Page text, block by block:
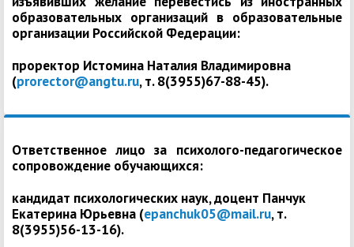
образовательных организаций в образовательные
организации Российской Федерации:
проректор Истомина Наталия Владимировна
(prorector@angtu.ru, т. 8(3955)67-88-45).
Ответственное лицо за психолого-педагогическое
сопровождение обучающихся:
кандидат психологических наук, доцент Панчук
Екатерина Юрьевна (epanchuk05@mail.ru, т.
8(3955)56-13-16).